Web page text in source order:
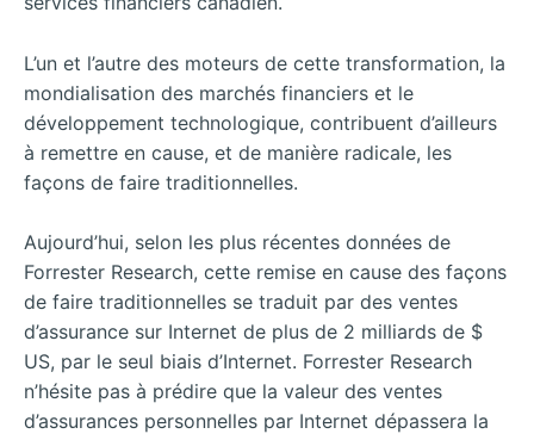
L’un et l’autre des moteurs de cette transformation, la
mondialisation des marchés financiers et le
développement technologique, contribuent d’ailleurs
à remettre en cause, et de manière radicale, les
façons de faire traditionnelles.
Aujourd’hui, selon les plus récentes données de
Forrester Research, cette remise en cause des façons
de faire traditionnelles se traduit par des ventes
d’assurance sur Internet de plus de 2 milliards de $
US, par le seul biais d’Internet. Forrester Research
n’hésite pas à prédire que la valeur des ventes
d’assurances personnelles par Internet dépassera la